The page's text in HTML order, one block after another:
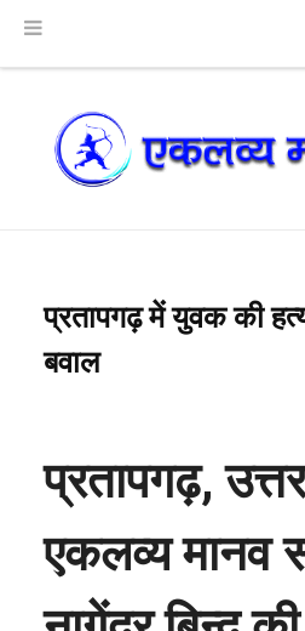
प्रतापगढ़ में युवक की
बवाल
प्रतापगढ़,
एकलव्य मानव